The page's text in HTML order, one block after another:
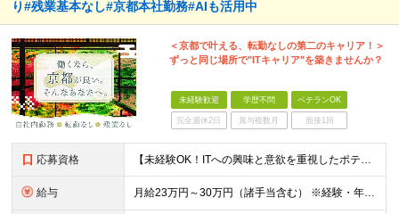
り#残業基本なし#京都本社勤務#AIも活用中
＜京都で叶える、転勤なしの第二のキャリア！＞
ずっと同じ場所で"ITキャリア"を築きませんか？
未経験歓迎 学歴不問 ベテランOK
完全週休2日 賞与複数月 面接1回
応募資格 【未経験OK！ITへの興味と意欲を重視したポテンシャル採用です！】 ●未経験・知識がなくてもITへの関心や興味があればOK！ ●学歴不問 ＼前職での経験や業界は一切不問！／ □「昔からパソコンを触る
給与 月給23万円～30万円（諸手当含む） ※経験・年齢・スキルなどを考慮の上、当社規定により優遇いたします。 ※残業は基本発生しませんが、発生した場合は時間外手当を全額別途支給します。 ※試用期間2ヶ月